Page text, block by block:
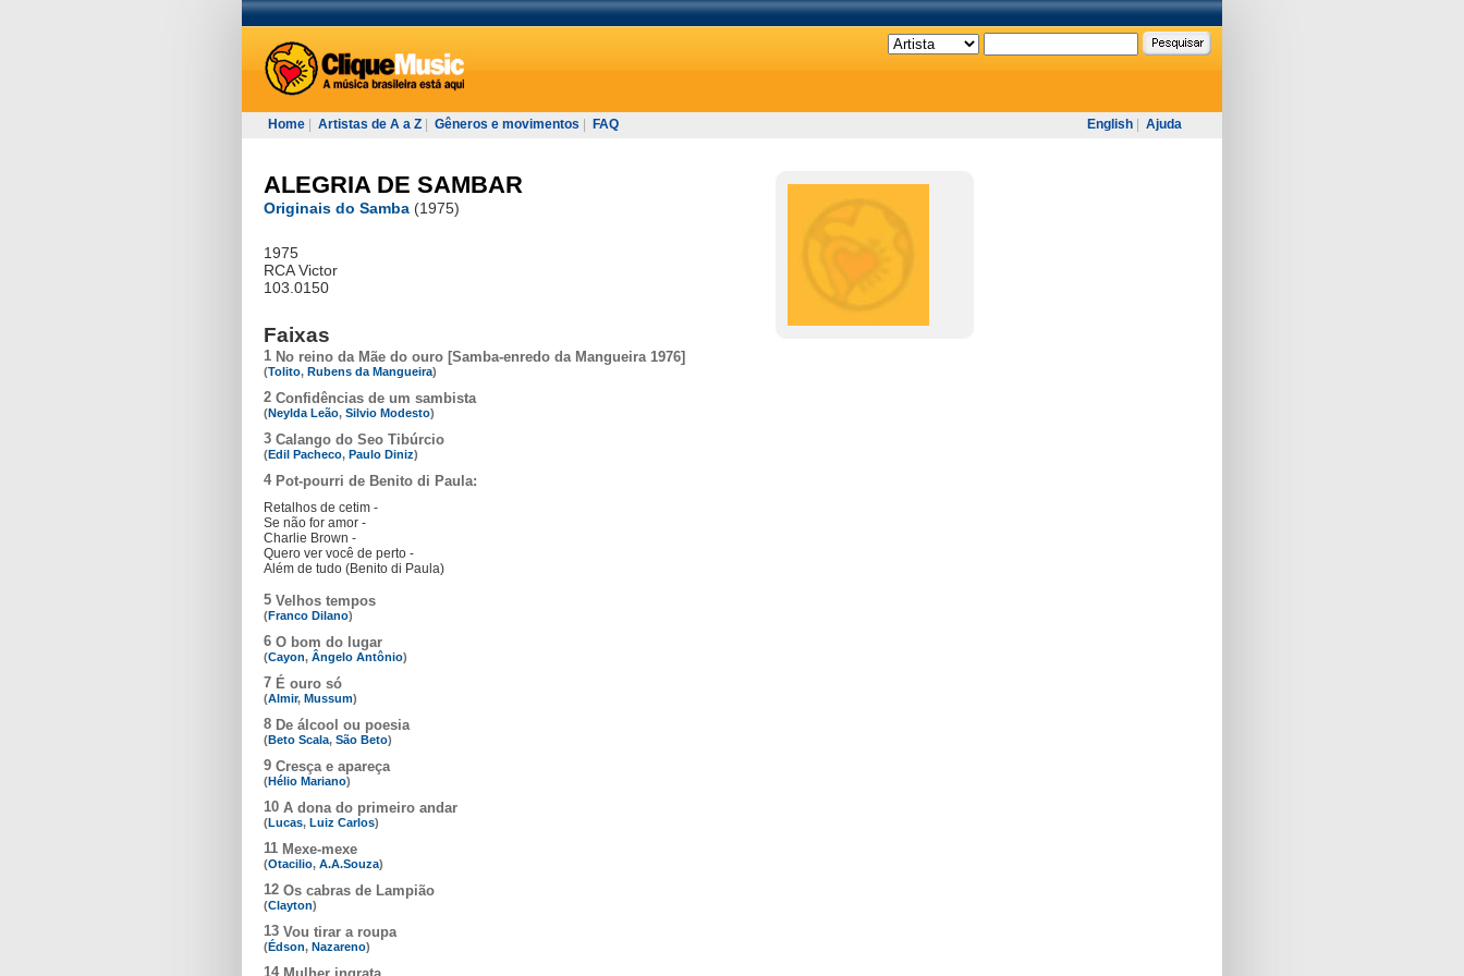
Home Artistas de A a Z Gêneros e movimentos FAQ English Ajuda
ALEGRIA DE SAMBAR
Originais do Samba (1975)
1975
RCA Victor
103.0150
Faixas
1 No reino da Mãe do ouro [Samba-enredo da Mangueira 1976]
(Tolito, Rubens da Mangueira)
2 Confidências de um sambista
(Neylda Leão, Silvio Modesto)
3 Calango do Seo Tibúrcio
(Edil Pacheco, Paulo Diniz)
4 Pot-pourri de Benito di Paula:
Retalhos de cetim -
Se não for amor -
Charlie Brown -
Quero ver você de perto -
Além de tudo (Benito di Paula)
5 Velhos tempos
(Franco Dilano)
6 O bom do lugar
(Cayon, Ângelo Antônio)
7 É ouro só
(Almir, Mussum)
8 De álcool ou poesia
(Beto Scala, São Beto)
9 Cresça e apareça
(Hélio Mariano)
10 A dona do primeiro andar
(Lucas, Luiz Carlos)
11 Mexe-mexe
(Otacilio, A.A.Souza)
12 Os cabras de Lampião
(Clayton)
13 Vou tirar a roupa
(Édson, Nazareno)
14